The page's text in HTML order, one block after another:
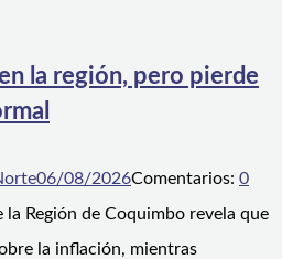
la región, pero pierde
06/08/2026Comentarios: 0
Región de Coquimbo revela que
la inflación, mientras